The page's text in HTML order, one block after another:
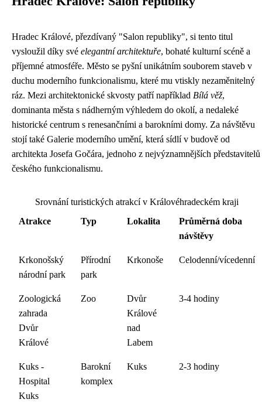
Hradec Králové, přezdívaný "Salon republiky", si tento titul
vysloužil díky své elegantní architektuře, bohaté kulturní scéně a
příjemné atmosféře. Město se pyšní unikátním souborem staveb v
duchu moderního funkcionalismu, které mu vtiskly nezaměnitelný
ráz. Mezi architektonické skvosty patří například Bílá věž,
dominanta města s nádherným výhledem do okolí, a nedaleké
historické centrum s renesančními a barokními domy. Za návštěvu
stojí také Galerie moderního umění, která sídlí v budově od
architekta Josefa Gočára, jednoho z nejvýznamnějších představitelů
českého funkcionalismu.
Srovnání turistických atrakcí v Královéhradeckém kraji
Atrakce
Typ Lokalita
Průměrná doba
návštěvy
Krkonošský
národní park
Přírodní
park
Krkonoše Celodenní/vícedenní
Zoologická
zahrada
Dvůr
Králové
Zoo
Dvůr
Králové
nad
Labem
3-4 hodiny
Kuks -
Hospital
Kuks
Barokní
komplex
Kuks 2-3 hodiny